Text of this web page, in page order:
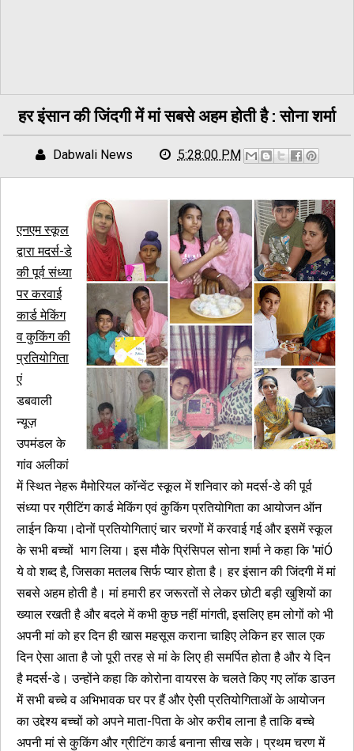
हर इंसान की जिंदगी में मां सबसे अहम होती है : सोना शर्मा
Dabwali News 5:28:00 PM
एनएम स्कूल
द्वारा मदर्स-डे
की पूर्व संध्या
पर करवाई
कार्ड मेकिंग
व कुकिंग की
प्रतियोगिता
एं
डबवाली
न्यूज़
उपमंडल के
गांव अलीकां
में स्थित नेहरू मैमोरियल कॉन्वेंट स्कूल में शनिवार को मदर्स-डे की पूर्व
संध्या पर ग्रीटिंग कार्ड मेकिंग एवं कुकिंग प्रतियोगिता का आयोजन ऑन
लाईन किया।दोनों प्रतियोगिताएं चार चरणों में करवाई गई और इसमें स्कूल
के सभी बच्चों भाग लिया। इस मौके प्रिंसिपल सोना शर्मा ने कहा कि 'मांÓ
ये वो शब्द है, जिसका मतलब सिर्फ प्यार होता है। हर इंसान की जिंदगी में मां
सबसे अहम होती है। मां हमारी हर जरूरतों से लेकर छोटी बड़ी खुशियों का
ख्याल रखती है और बदले में कभी कुछ नहीं मांगती, इसलिए हम लोगों को भी
अपनी मां को हर दिन ही खास महसूस कराना चाहिए लेकिन हर साल एक
दिन ऐसा आता है जो पूरी तरह से मां के लिए ही समर्पित होता है और ये दिन
है मदर्स-डे। उन्होंने कहा कि कोरोना वायरस के चलते किए गए लॉक डाउन
में सभी बच्चे व अभिभावक घर पर हैं और ऐसी प्रतियोगिताओं के आयोजन
का उद्देश्य बच्चों को अपने माता-पिता के ओर करीब लाना है ताकि बच्चे
अपनी मां से कुकिंग और ग्रीटिंग कार्ड बनाना सीख सके। प्रथम चरण में